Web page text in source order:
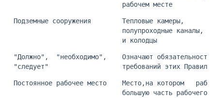
                             рабочем месте
Подземные сооружения        Тепловые камеры,
полупроходные каналы,
                             и колодцы
"Должно",  "необходимо",    Означают
"следует"                   требований этих Правил
Постоянное рабочее место    Место,на котором
большую часть рабочего